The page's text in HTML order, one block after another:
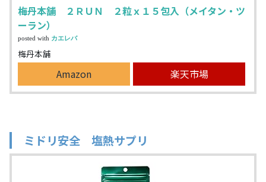
梅丹本舗 ２ＲＵＮ ２粒ｘ１５包入（メイタン・ツ
ーラン）
posted with カエレバ
梅丹本舗
Amazon 楽天市場
ミドリ安全 塩熱サプリ